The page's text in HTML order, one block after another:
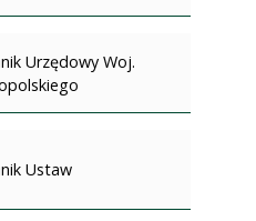
Urzędowy Woj.
Ustaw